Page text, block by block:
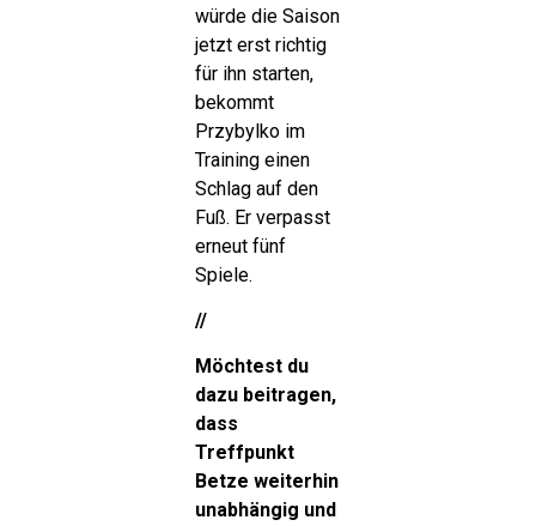
würde die Saison
jetzt erst richtig
für ihn starten,
bekommt
Przybylko im
Training einen
Schlag auf den
Fuß. Er verpasst
erneut fünf
Spiele.
//
Möchtest du
dazu beitragen,
dass
Treffpunkt
Betze weiterhin
unabhängig und